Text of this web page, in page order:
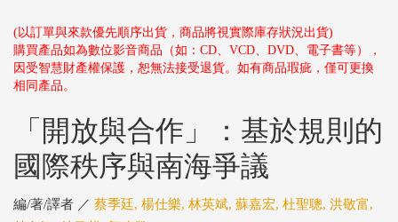
(以訂單與來款優先順序出貨，商品將視實際庫存狀況出貨)
購買產品如為數位影音商品（如：CD、VCD、DVD、電子書等），
因受智慧財產權保護，恕無法接受退貨。如有商品瑕疵，僅可更換
相同產品。
「開放與合作」：基於規則的
國際秩序與南海爭議
編/著/譯者 ／ 蔡季廷, 楊仕樂, 林英斌, 蘇嘉宏, 杜聖聰, 洪敬富,